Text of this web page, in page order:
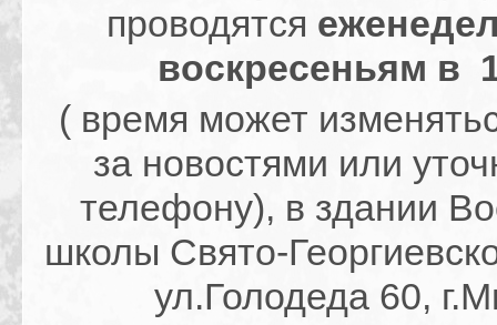
проводятся
воскресеньям в
( время может
за новостями или
телефону), в здании
школы Свято-
ул.Голодеда 60,